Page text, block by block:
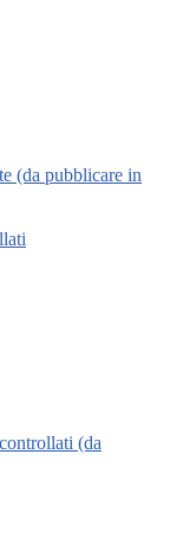
(da pubblicare in
(da